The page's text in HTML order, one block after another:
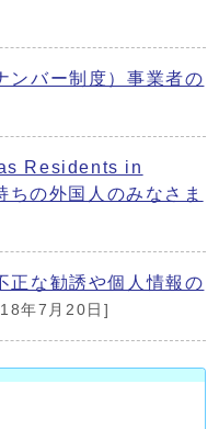
ンバー制度）事業者の
Residents in
の外国人のみなさま
正な勧誘や個人情報の
年7月20日]